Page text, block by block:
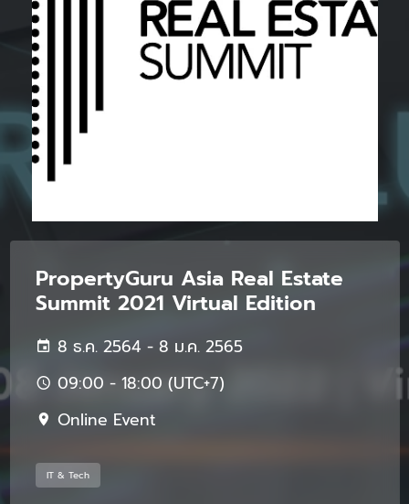
PropertyGuru Asia Real Estate
Summit 2021 Virtual Edition
8 ธ.ค. 2564 - 8 ม.ค. 2565
09:00 - 18:00 (UTC+7)
Online Event
IT & Tech